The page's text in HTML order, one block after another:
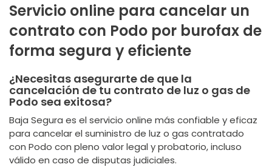
Servicio online para cancelar un
contrato con Podo por burofax de
forma segura y eficiente
¿Necesitas asegurarte de que la
cancelación de tu contrato de luz o gas de
Podo sea exitosa?
Baja Segura es el servicio online más confiable y eficaz
para cancelar el suministro de luz o gas contratado
con Podo con pleno valor legal y probatorio, incluso
válido en caso de disputas judiciales.